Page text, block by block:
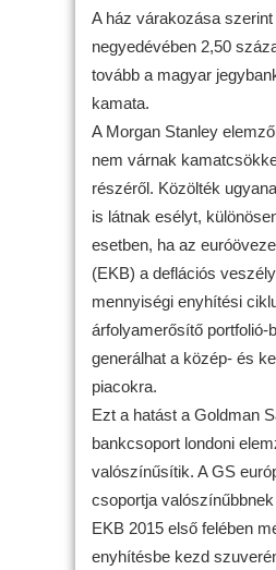
A ház várakozása
negyedévében 2,50
tovább a magyar
kamata.
A Morgan Stanley
nem várnak
részéről. Közölték
is látnak esélyt,
esetben, ha az
(EKB) a deflációs
mennyiségi enyhítési
árfolyamerősítő portfolió-
generálhat a közép- és
piacokra.
Ezt a hatást a Goldman
bankcsoport londoni
valószínűsítik. A GS
csoportja
EKB 2015 első felében
enyhítésbe kezd